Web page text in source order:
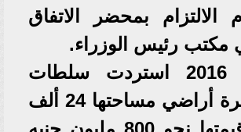
بمحضر الاتفاق
مكتب رئيس الوزراء.
وفي مايو 2016 استردت سلطات
مطار القاهرة أراضي مساحتها 24 ألف